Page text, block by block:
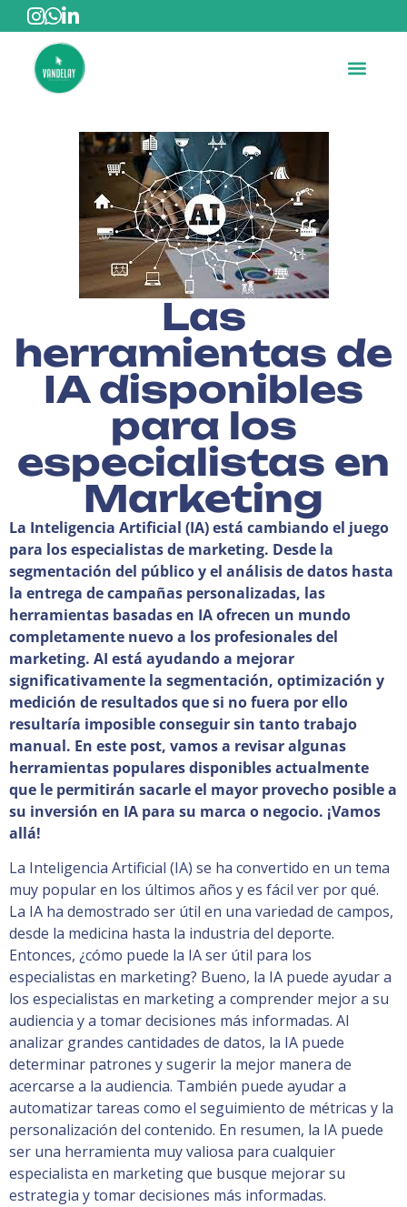
Las
herramientas de
IA disponibles
para los
especialistas en
Marketing
La Inteligencia Artificial (IA) está cambiando el juego
para los especialistas de marketing. Desde la
segmentación del público y el análisis de datos hasta
la entrega de campañas personalizadas, las
herramientas basadas en IA ofrecen un mundo
completamente nuevo a los profesionales del
marketing. AI está ayudando a mejorar
significativamente la segmentación, optimización y
medición de resultados que si no fuera por ello
resultaría imposible conseguir sin tanto trabajo
manual. En este post, vamos a revisar algunas
herramientas populares disponibles actualmente
que le permitirán sacarle el mayor provecho posible a
su inversión en IA para su marca o negocio. ¡Vamos
allá!
La Inteligencia Artificial (IA) se ha convertido en un tema
muy popular en los últimos años y es fácil ver por qué.
La IA ha demostrado ser útil en una variedad de campos,
desde la medicina hasta la industria del deporte.
Entonces, ¿cómo puede la IA ser útil para los
especialistas en marketing? Bueno, la IA puede ayudar a
los especialistas en marketing a comprender mejor a su
audiencia y a tomar decisiones más informadas. Al
analizar grandes cantidades de datos, la IA puede
determinar patrones y sugerir la mejor manera de
acercarse a la audiencia. También puede ayudar a
automatizar tareas como el seguimiento de métricas y la
personalización del contenido. En resumen, la IA puede
ser una herramienta muy valiosa para cualquier
especialista en marketing que busque mejorar su
estrategia y tomar decisiones más informadas.